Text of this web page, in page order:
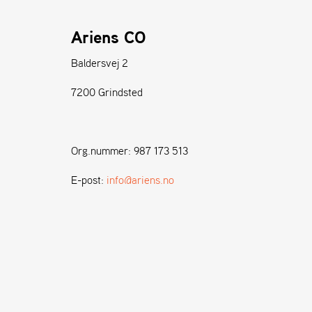
Ariens CO
Baldersvej 2
7200 Grindsted
Org.nummer: 987 173 513
E-post: info@ariens.no